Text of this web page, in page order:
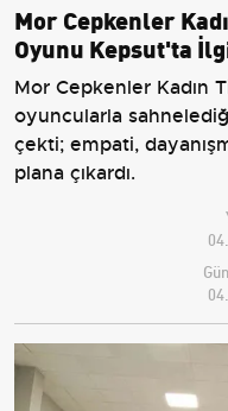
Mor Cepkenler
Oyunu Kepsut'ta
Mor Cepkenler Kadın
oyuncularla
çekti; empati,
plana çıkardı.